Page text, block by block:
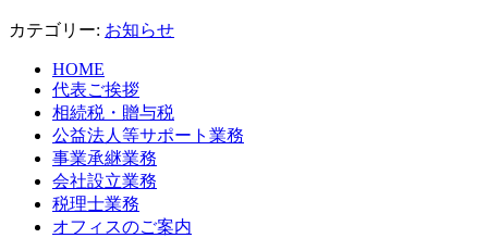
カテゴリー: お知らせ
HOME
代表ご挨拶
相続税・贈与税
公益法人等サポート業務
事業承継業務
会社設立業務
税理士業務
オフィスのご案内